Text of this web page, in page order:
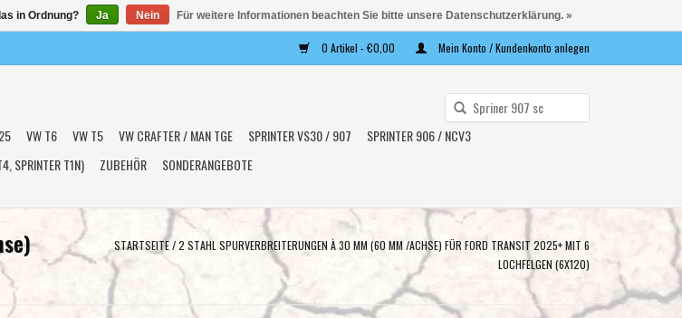
0 Artikel - €0,00 Mein Konto / Kundenkonto anlegen
um
verfügbare
VW T6 VW T5 VW CRAFTER / MAN TGE SPRINTER VS30 / 907
SPRINTER 906 / NCV3
SPRINTER T1N) ZUBEHÖR SONDERANGEBOTE
STARTSEITE/2 STAHL SPURVERBREITERUNGEN À 30 MM (60 MM /ACHSE) FÜR FORD TRANSIT 2025+ MIT 6
LOCHFELGEN (6X120)
in Ordnung? Ja Nein Für weitere Informationen beachten Sie bitte unsere Datenschutzerklärung. »